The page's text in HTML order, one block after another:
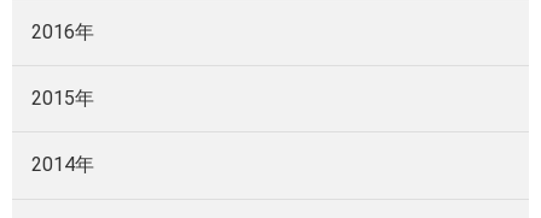
2016年
2015年
2014年